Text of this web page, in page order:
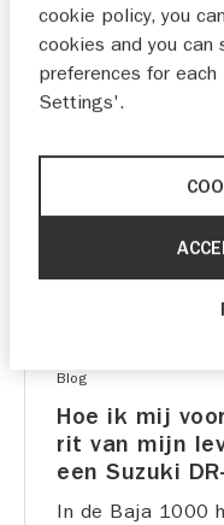
Blog
Hoe ik mij
rit van mijn
een Suzuki
In de Baja 1000
cookie policy, you
cookies and you can
preferences for
Settings'.